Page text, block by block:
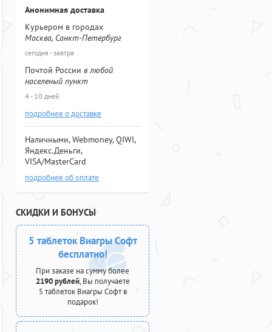
Анонимная доставка
Курьером в городах
Москва, Санкт-Петербург
сегодня - завтра
Почтой России в любой
населеный пункт
4 - 10 дней
подробнее о доставке
Наличными, Webmoney, QIWI,
Яндекс.Деньги,
VISA/MasterCard
подробнее об оплате
СКИДКИ И БОНУСЫ
5 таблеток Виагры Софт
бесплатно!
При заказе на сумму более
2190 рублей, Вы получаете
5 таблеток Виагры Софт в
подарок!